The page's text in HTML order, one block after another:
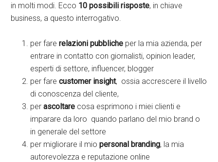
in molti modi. Ecco 10 possibili risposte, in chiave
business, a questo interrogativo.
per farerelazioni pubbliche per la mia azienda, per
entrare in contatto con giornalisti, opinion leader,
esperti di settore, influencer, blogger
per farecustomer insight, ossia accrescere il livello
di conoscenza del cliente,
perascoltare cosa esprimono i miei clienti e
imparare da loro quando parlano del mio brand o
in generale del settore
per migliorare il miopersonal branding, la mia
autorevolezza e reputazione online